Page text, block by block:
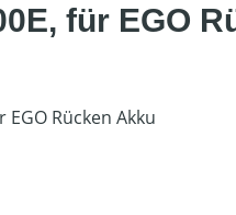
für EGO